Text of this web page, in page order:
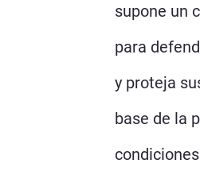
supone un
para
y proteja
base de la